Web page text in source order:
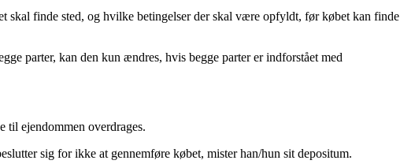
skal finde sted, og hvilke betingelser der skal være opfyldt, før købet kan finde
parter, kan den kun ændres, hvis begge parter er indforstået med
til ejendommen overdrages.
sig for ikke at gennemføre købet, mister han/hun sit depositum.